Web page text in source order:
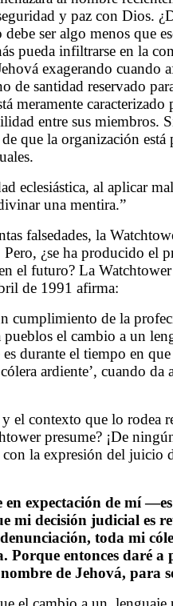
y paz con Dios.
ser algo menos que
pueda infiltrarse en la
exagerando cuando
de santidad reservado
meramente
entre sus miembros.
que la organización
eclesiástica, al aplicar
una mentira.”
falsedades, la
¿se ha producido el
el futuro? La
de 1991 afirma:
cumplimiento de la
pueblos el cambio a un
durante el tiempo en que
ardiente’, cuando
el contexto que lo rodea
presume? ¡De
con la expresión del
en expectación de mí
mi decisión judicial es
toda mi
Porque entonces daré
de Jehová, para